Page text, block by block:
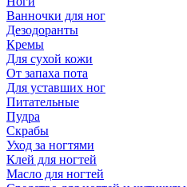
Ванночки для ног
Дезодоранты
Кремы
Для сухой кожи
От запаха пота
Для уставших ног
Питательные
Пудра
Скрабы
Уход за ногтями
Клей для ногтей
Масло для ногтей